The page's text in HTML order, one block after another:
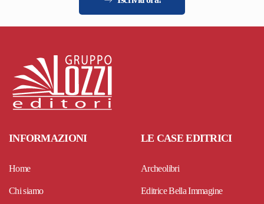
INFORMAZIONI
Home
Chi siamo
LE CASE EDITRICI
Archeolibri
Editrice Bella Immagine